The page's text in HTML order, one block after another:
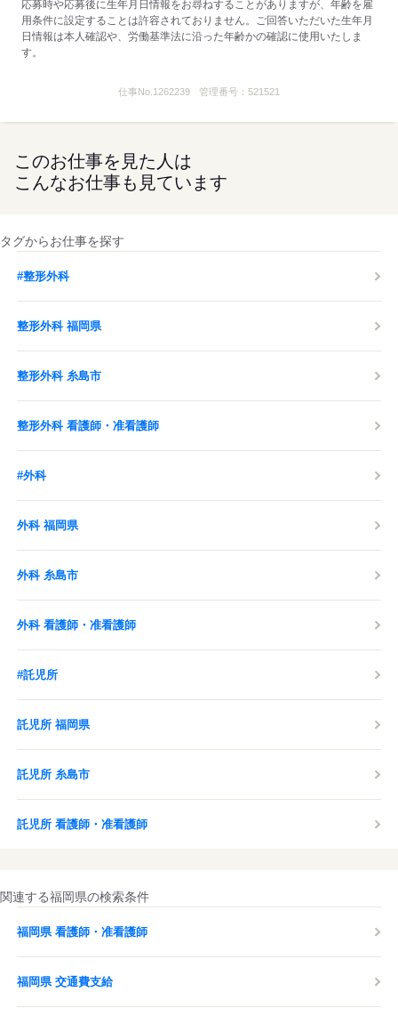
応募時や応募後に生年月日情報をお尋ねすることがありますが、年齢を雇
用条件に設定することは許容されておりません。ご回答いただいた生年月
日情報は本人確認や、労働基準法に沿った年齢かの確認に使用いたしま
す。
仕事No. 1262239 管理番号： 521521
このお仕事を見た人は
こんなお仕事も見ています
タグからお仕事を探す
#整形外科
整形外科 福岡県
整形外科 糸島市
整形外科 看護師・准看護師
#外科
外科 福岡県
外科 糸島市
外科 看護師・准看護師
#託児所
託児所 福岡県
託児所 糸島市
託児所 看護師・准看護師
関連する福岡県の検索条件
福岡県 看護師・准看護師
福岡県 交通費支給